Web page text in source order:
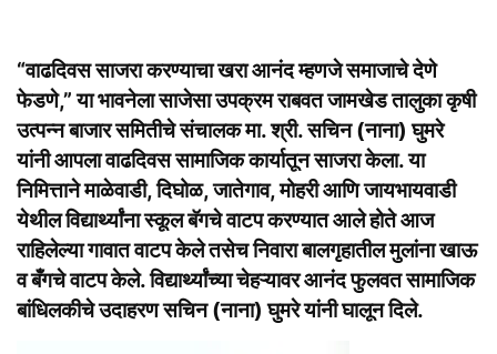
“वाढदिवस साजरा करण्याचा खरा आनंद म्हणजे समाजाचे देणे
फेडणे,” या भावनेला साजेसा उपक्रम राबवत जामखेड तालुका कृषी
उत्पन्न बाजार समितीचे संचालक मा. श्री. सचिन (नाना) घुमरे
यांनी आपला वाढदिवस सामाजिक कार्यातून साजरा केला. या
निमित्ताने माळेवाडी, दिघोळ, जातेगाव, मोहरी आणि जायभायवाडी
येथील विद्यार्थ्यांना स्कूल बॅगचे वाटप करण्यात आले होतेआज
राहिलेल्या गावात वाटप केले तसेच निवारा बालगृहातील मुलांना खाऊ
व बँगचे वाटप केले.विद्यार्थ्यांच्या चेहऱ्यावर आनंद फुलवत सामाजिक
बांधिलकीचे उदाहरण सचिन (नाना) घुमरे यांनी घालून दिले.